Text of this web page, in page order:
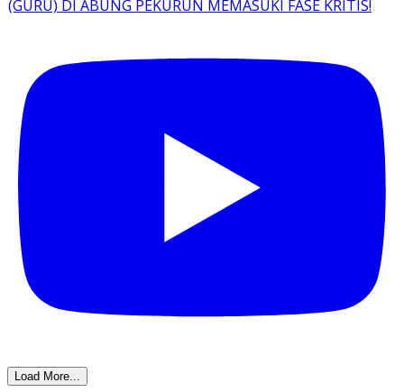
(GURU) DI ABUNG PEKURUN MEMASUKI FASE KRITIS!
Load More...